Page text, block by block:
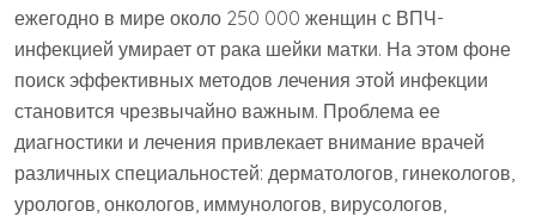
ежегодно в мире около 250 000 женщин с ВПЧ-
инфекцией умирает от рака шейки матки. На этом фоне
поиск эффективных методов лечения этой инфекции
становится чрезвычайно важным. Проблема ее
диагностики и лечения привлекает внимание врачей
различных специальностей: дерматологов, гинекологов,
урологов, онкологов, иммунологов, вирусологов,